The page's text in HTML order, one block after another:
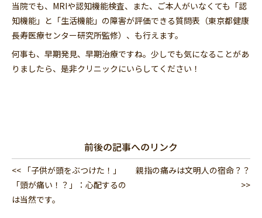
当院でも、MRIや認知機能検査、また、ご本人がいなくても「認
知機能」と「生活機能」の障害が評価できる質問表（東京都健康
長寿医療センター研究所監修）、も行えます。
何事も、早期発見、早期治療ですね。少しでも気になることがあ
りましたら、是非クリニックにいらしてください！
前後の記事へのリンク
<< 「子供が頭をぶつけた！」
「頭が痛い！？」：心配するの
は当然です。
親指の痛みは文明人の宿命？？
>>